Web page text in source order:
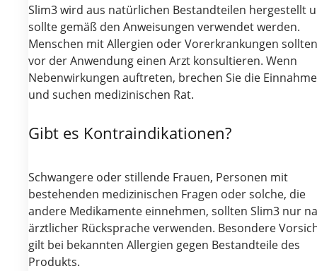
Slim3 wird aus natürlichen Bestandteilen hergestellt
sollte gemäß den Anweisungen verwendet werden.
Menschen mit Allergien oder Vorerkrankungen sollten
vor der Anwendung einen Arzt konsultieren. Wenn
Nebenwirkungen auftreten, brechen Sie die
und suchen medizinischen Rat.
Gibt es Kontraindikationen?
Schwangere oder stillende Frauen, Personen mit
bestehenden medizinischen Fragen oder solche, die
andere Medikamente einnehmen, sollten Slim3 nur
ärztlicher Rücksprache verwenden. Besondere
gilt bei bekannten Allergien gegen Bestandteile des
Produkts.